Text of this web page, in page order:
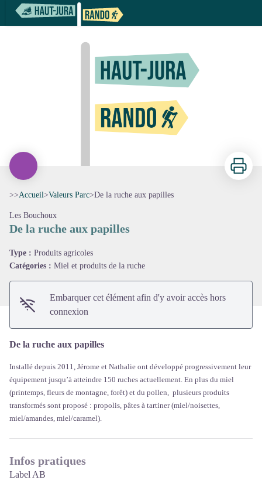
De la ruche aux papilles
Imprimer
>>Accueil>Valeurs Parc>De la ruche aux papilles
Les Bouchoux
De la ruche aux papilles
Type : Produits agricoles
Catégories : Miel et produits de la ruche
Embarquer cet élément afin d'y avoir accès hors
connexion
De la ruche aux papilles
Installé depuis 2011, Jérome et Nathalie ont développé progressivement leur
équipement jusqu’à atteindre 150 ruches actuellement. En plus du miel
(printemps, fleurs de montagne, forêt) et du pollen, plusieurs produits
transformés sont proposé : propolis, pâtes à tartiner (miel/noisettes,
miel/amandes, miel/caramel).
Infos pratiques
Label AB